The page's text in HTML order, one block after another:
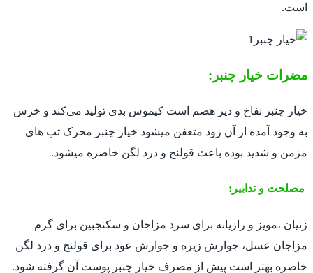
است.
مضرات خیار چنبر:
خیار چنبر نفاخ و دیر هضم است کیموس بدی تولید می‌کند و خرس
به وجود آمده از آن زود متعفن میشود خیار چنبر محرک تب های
مزمن و شدید بوده باعث قولنج و درد لگن خاصره میشود.
مصلحت و تدابیر:
زنیان ،مویز و رازیانه برای سرد مزاجان و سکنجبین برای گرم
مزاجان عسل، جوارش زیره و جوارش عود برای قولنج و درد لگن
خاصره بهتر است پیش از مصرف خیار چنبر پوست آن گرفته شود.